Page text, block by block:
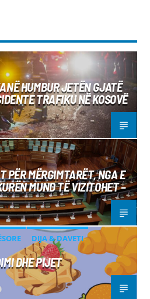
HUMBUR JETËN GJATË
TRAFIKU NË KOSOVË
PËR MËRGIMTARËT, NGA E
MUND TË VIZITOHET –
DIJA & DAVETI
DHE PIJET